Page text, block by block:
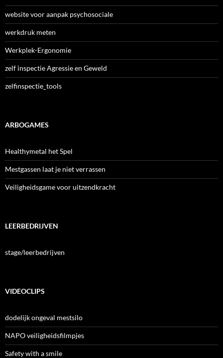
website voor aanpak psychosociale
werkdruk meten
Werkplek-Ergonomie
zelf inspectie Agressie en Geweld
zelfinspectie_tools
ARBOGAMES
Healthymetal het Spel
Mestgassen laat je niet verrassen
Veiligheidsgame voor uitzendkracht
LEERBEDRIJVEN
stage/leerbedrijven
VIDEOCLIPS
dodelijk ongeval mestsilo
NAPO veiligheidsfilmpjes
Safety with a smile